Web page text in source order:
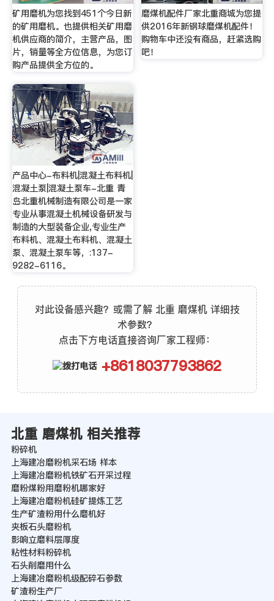
矿用磨机为您找到451个今日新
的矿用磨机。也提供相关矿用磨
机供应商的简介，主营产品，图
片，销量等全方位信息，为您订
购产品提供全方位的。
磨煤机配件厂家北重商城为您提
供2016年新钢球磨煤机配件！
购物车中还没有商品，赶紧选购
吧！
产品中心-布料机|混凝土布料机|
混凝土泵|混凝土泵车-北重 青
岛北重机械制造有限公司是一家
专业从事混凝土机械设备研发与
制造的大型装备企业,专业生产
布料机、混凝土布料机、混凝土
泵、混凝土泵车等，:137-
9282-6116。
对此设备感兴趣？或需了解 北重 磨煤机 详细技
术参数？
点击下方电话直接咨询厂家工程师：
+8618037793862
北重 磨煤机 相关推荐
粉碎机
上海建冶磨粉机采石场 样本
上海建冶磨粉机铁矿石开采过程
磨粉煤粉用磨粉机哪家好
上海建冶磨粉机硅矿提炼工艺
生产矿渣粉用什么磨机好
夹板石头磨粉机
影响立磨料层厚度
粘性材料粉碎机
石头削磨用什么
上海建冶磨粉机级配碎石参数
矿渣粉生产厂